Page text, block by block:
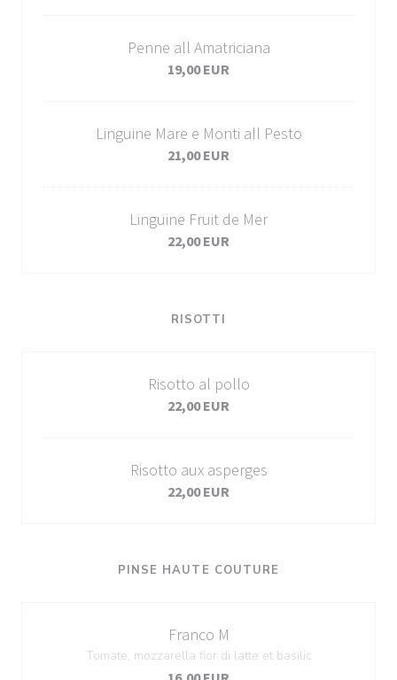
Penne all Amatriciana
19,00 EUR
Linguine Mare e Monti all Pesto
21,00 EUR
Linguine Fruit de Mer
22,00 EUR
RISOTTI
Risotto al pollo
22,00 EUR
Risotto aux asperges
22,00 EUR
PINSE HAUTE COUTURE
Franco M
Tomate, mozzarella fior di latte et basilic